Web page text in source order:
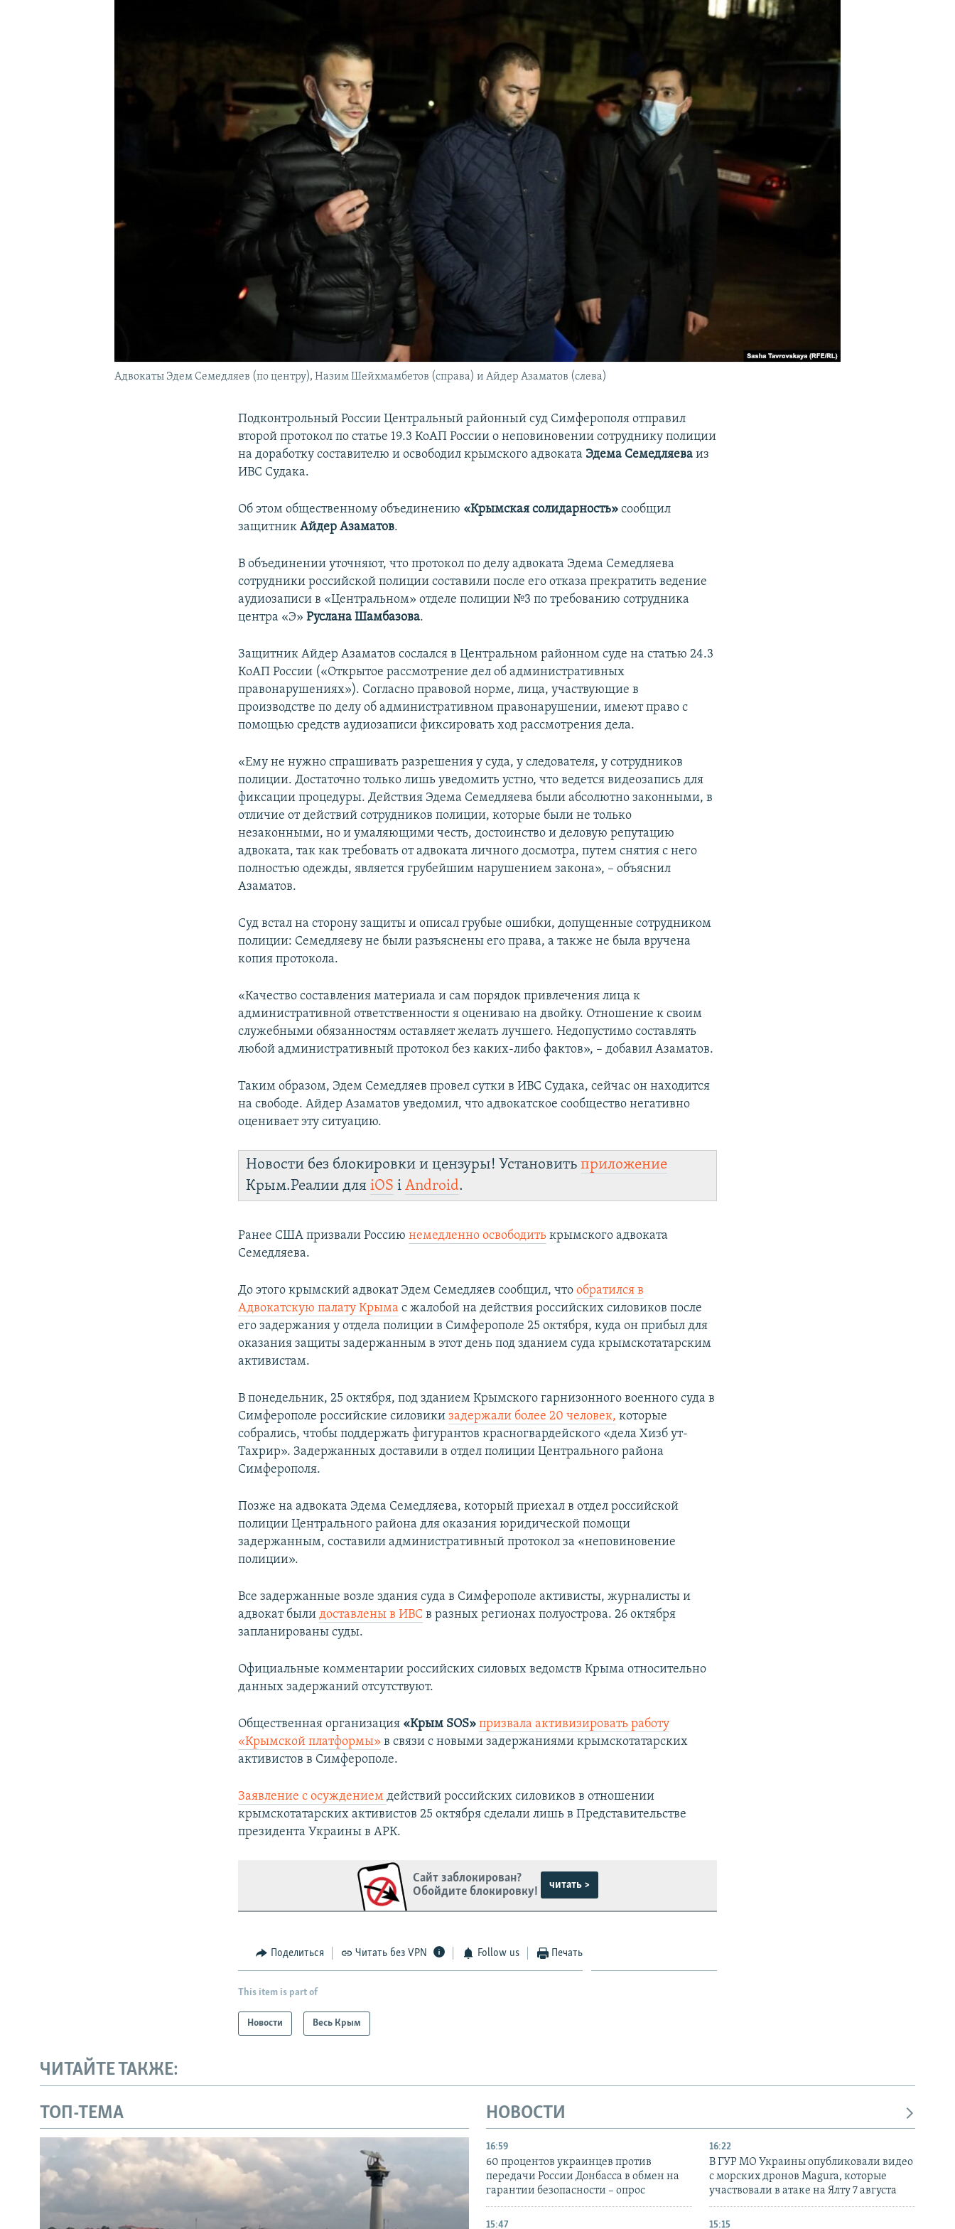
Адвокаты Эдем Семедляев (по центру), Назим Шейхмамбетов (справа) и Айдер Азаматов (слева)
Подконтрольный России Центральный районный суд Симферополя отправил
второй протокол по статье 19.3 КоАП России о неповиновении сотруднику полиции
на доработку составителю и освободил крымского адвоката Эдема Семедляеваиз
ИВС Судака.
Об этом общественному объединению «Крымская солидарность» сообщил
защитникАйдер Азаматов.
В объединении уточняют, что протокол по делу адвоката Эдема Семедляева
сотрудники российской полиции составили после его отказа прекратить ведение
аудиозаписи в «Центральном» отделе полиции №3 по требованию сотрудника
центра «Э»Руслана Шамбазова.
Защитник Айдер Азаматов сослался в Центральном районном суде на статью 24.3
КоАП России («Открытое рассмотрение дел об административных
правонарушениях»). Согласно правовой норме, лица, участвующие в
производстве по делу об административном правонарушении, имеют право с
помощью средств аудиозаписи фиксировать ход рассмотрения дела.
«Ему не нужно спрашивать разрешения у суда, у следователя, у сотрудников
полиции. Достаточно только лишь уведомить устно, что ведется видеозапись для
фиксации процедуры. Действия Эдема Семедляева были абсолютно законными, в
отличие от действий сотрудников полиции, которые были не только
незаконными, но и умаляющими честь, достоинство и деловую репутацию
адвоката, так как требовать от адвоката личного досмотра, путем снятия с него
полностью одежды, является грубейшим нарушением закона», – объяснил
Азаматов.
Суд встал на сторону защиты и описал грубые ошибки, допущенные сотрудником
полиции: Семедляеву не были разъяснены его права, а также не была вручена
копия протокола.
«Качество составления материала и сам порядок привлечения лица к
административной ответственности я оцениваю на двойку. Отношение к своим
служебными обязанностям оставляет желать лучшего. Недопустимо составлять
любой административный протокол без каких-либо фактов», – добавил Азаматов.
Таким образом, Эдем Семедляев провел сутки в ИВС Судака, сейчас он находится
на свободе. Айдер Азаматов уведомил, что адвокатское сообщество негативно
оценивает эту ситуацию.
Новости без блокировки и цензуры! Установитьприложение
Крым.Реалии дляiOS іAndroid.
Ранее США призвали Россиюнемедленно освободить крымского адвоката
Семедляева.
До этого крымский адвокат Эдем Семедляев сообщил, что обратился в
Адвокатскую палату Крыма с жалобой на действия российских силовиков после
его задержания у отдела полиции в Симферополе 25 октября, куда он прибыл для
оказания защиты задержанным в этот день под зданием суда крымскотатарским
активистам.
В понедельник, 25 октября, под зданием Крымского гарнизонного военного суда в
Симферополе российские силовикизадержали более 20 человек, которые
собрались, чтобы поддержать фигурантов красногвардейского «дела Хизб ут-
Тахрир». Задержанных доставили в отдел полиции Центрального района
Симферополя.
Позже на адвоката Эдема Семедляева, который приехал в отдел российской
полиции Центрального района для оказания юридической помощи
задержанным, составили административный протокол за «неповиновение
полиции».
Все задержанные возле здания суда в Симферополе активисты, журналисты и
адвокат былидоставлены в ИВС в разных регионах полуострова. 26 октября
запланированы суды.
Официальные комментарии российских силовых ведомств Крыма относительно
данных задержаний отсутствуют.
Общественная организация «Крым SOS» призвала активизировать работу
«Крымской платформы» в связи с новыми задержаниями крымскотатарских
активистов в Симферополе.
Заявление с осуждениемдействий российских силовиков в отношении
крымскотатарских активистов 25 октября сделали лишь в Представительстве
президента Украины в АРК.
Сайт заблокирован?
Обойдите блокировку!
читать >
Поделиться Читать без VPN Follow us Печать
This item is part of
Новости Весь Крым
ЧИТАЙТЕ ТАКЖЕ:
ТОП-ТЕМА НОВОСТИ
16:59
60 процентов украинцев против
передачи России Донбасса в обмен на
гарантии безопасности – опрос
16:22
В ГУР МО Украины опубликовали видео
с морских дронов Magura, которые
участвовали в атаке на Ялту 7 августа
15:47 15:15